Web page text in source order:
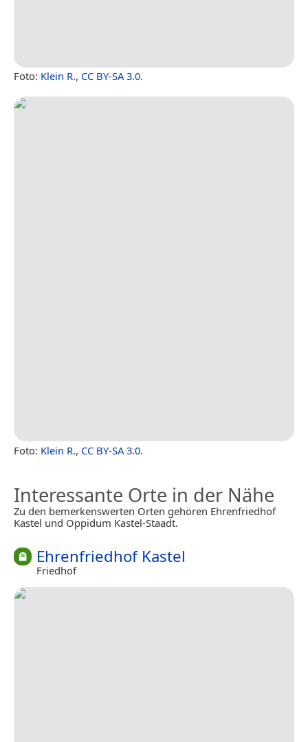
Foto: Klein R., CC BY-SA 3.0.
Foto: Klein R., CC BY-SA 3.0.
Interessante Orte in der Nähe
Zu den bemerkenswerten Orten gehören Ehrenfriedhof
Kastel und Oppidum Kastel-Staadt.
Ehrenfriedhof Kastel
Friedhof